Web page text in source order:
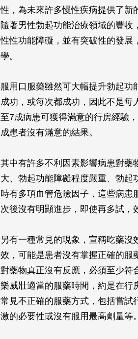
性，為未來許多慢性疾病提供了新
隨著男性勃起功能治療領域的豐
性性功能障礙，並有突破性的發展
學。
服用口服藥雖然可大幅提升勃起
成功，或每次都成功，因此不是
至7成病患可獲得滿意的行房經驗
成患者沒有滿意的結果。
其中有許多不利因素影響病患對藥
大、勃起功能障礙程度嚴重、勃起
時有多項血管危險因子，這些病
次後沒有明顯進步，即使再多試，
另有一種常見的現象，宣稱吃藥
效，可能是患者沒有掌握正確的服
對藥物真正沒有反應，必須至少符
樂威壯適當的服藥時間，約是在行
常見不正確的服藥方式，包括嘗試
激的必要性或沒有服用最高劑量等。